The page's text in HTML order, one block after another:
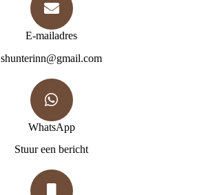
E-mailadres
shunterinn@gmail.com
WhatsApp
Stuur een bericht